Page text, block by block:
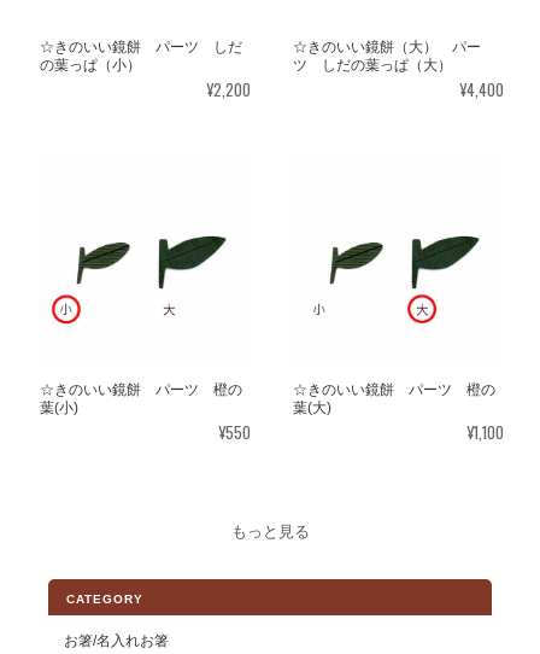
☆きのいい鏡餅 パーツ しだ
の葉っぱ（小）
¥2,200
☆きのいい鏡餅（大） パー
ツ しだの葉っぱ（大）
¥4,400
☆きのいい鏡餅 パーツ 橙の
葉(小)
¥550
☆きのいい鏡餅 パーツ 橙の
葉(大)
¥1,100
もっと見る
CATEGORY
お箸/名入れお箸